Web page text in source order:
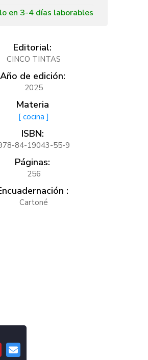
en 3-4 días laborables
Editorial:
CINCO TINTAS
Año de edición:
2025
Materia
[ cocina ]
ISBN:
84-19043-55-9
Páginas:
256
:
Cartoné